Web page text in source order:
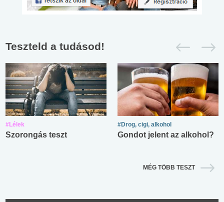
Teszteld a tudásod!
#Lélek
Szorongás teszt
#Drog, cigi, alkohol
Gondot jelent az alkohol?
MÉG TÖBB TESZT